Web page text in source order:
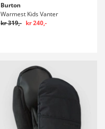
Burton
Warmest Kids Vanter
kr 319,- kr 240,-